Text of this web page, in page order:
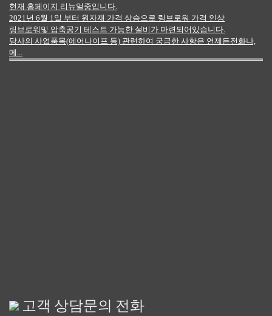
현재 홈페이지 리뉴얼중입니다.
2021년 6월 1일 부터 원자재 가격 상승으로 링브로워 가격 인상
링브로워및 압축공기 테스트 가능한 설비가 마련되어있습니다.
당사의 사업품목(에어나이프 등) 관련하여 궁금한 사항은 언제든전화나,
메...
고객 상담문의 전화